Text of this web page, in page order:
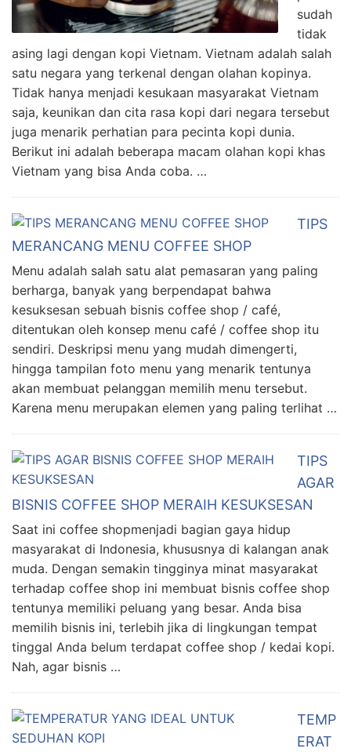
sudah
tidak
asing lagi dengan kopi Vietnam. Vietnam adalah salah
satu negara yang terkenal dengan olahan kopinya.
Tidak hanya menjadi kesukaan masyarakat Vietnam
saja, keunikan dan cita rasa kopi dari negara tersebut
juga menarik perhatian para pecinta kopi dunia.
Berikut ini adalah beberapa macam olahan kopi khas
Vietnam yang bisa Anda coba. …
TIPS
MERANCANG MENU COFFEE SHOP
Menu adalah salah satu alat pemasaran yang paling
berharga, banyak yang berpendapat bahwa
kesuksesan sebuah bisnis coffee shop / café,
ditentukan oleh konsep menu café / coffee shop itu
sendiri. Deskripsi menu yang mudah dimengerti,
hingga tampilan foto menu yang menarik tentunya
akan membuat pelanggan memilih menu tersebut.
Karena menu merupakan elemen yang paling terlihat …
TIPS
AGAR
BISNIS COFFEE SHOP MERAIH KESUKSESAN
Saat ini coffee shopmenjadi bagian gaya hidup
masyarakat di Indonesia, khususnya di kalangan anak
muda. Dengan semakin tingginya minat masyarakat
terhadap coffee shop ini membuat bisnis coffee shop
tentunya memiliki peluang yang besar. Anda bisa
memilih bisnis ini, terlebih jika di lingkungan tempat
tinggal Anda belum terdapat coffee shop / kedai kopi.
Nah, agar bisnis …
TEMP
ERAT